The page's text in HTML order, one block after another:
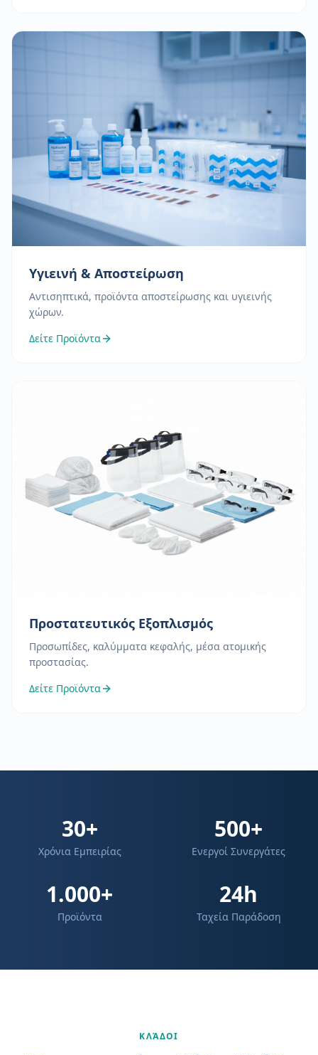
Υγιεινή & Αποστείρωση
Αντισηπτικά, προϊόντα αποστείρωσης και υγιεινής
χώρων.
Δείτε Προϊόντα
Προστατευτικός Εξοπλισμός
Προσωπίδες, καλύμματα κεφαλής, μέσα ατομικής
προστασίας.
Δείτε Προϊόντα
30+
Χρόνια Εμπειρίας
500+
Ενεργοί Συνεργάτες
1.000+
Προϊόντα
24h
Ταχεία Παράδοση
ΚΛΆΔΟΙ